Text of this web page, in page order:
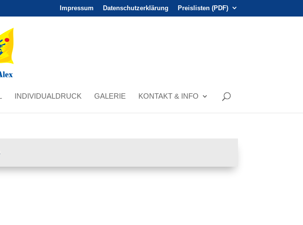
Impressum Datenschutzerklärung Preislisten (PDF)
INDIVIDUALDRUCK GALERIE KONTAKT & INFO